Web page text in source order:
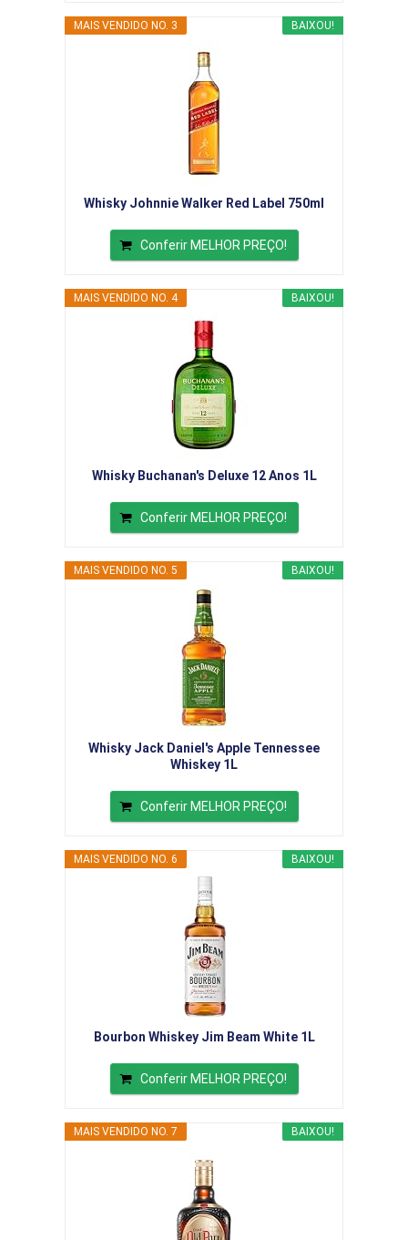
BAIXOU!
MAIS VENDIDO NO. 3
Whisky Johnnie Walker Red Label 750ml
Conferir MELHOR PREÇO!
BAIXOU!
MAIS VENDIDO NO. 4
Whisky Buchanan's Deluxe 12 Anos 1L
Conferir MELHOR PREÇO!
BAIXOU!
MAIS VENDIDO NO. 5
Whisky Jack Daniel's Apple Tennessee
Whiskey 1L
Conferir MELHOR PREÇO!
BAIXOU!
MAIS VENDIDO NO. 6
Bourbon Whiskey Jim Beam White 1L
Conferir MELHOR PREÇO!
BAIXOU!
MAIS VENDIDO NO. 7